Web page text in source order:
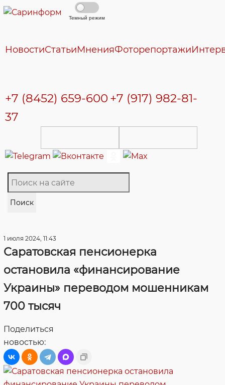
Темный режим
НовостиСтатьиМненияФоторепортажи
+7 (8452) 659-600 +7 (917) 982-81-
37
Поиск
1 июля 2024, 11:43
Саратовская пенсионерка
остановила «финансирование
Украины» переводом мошенникам
700 тысяч
Поделиться
новостью: